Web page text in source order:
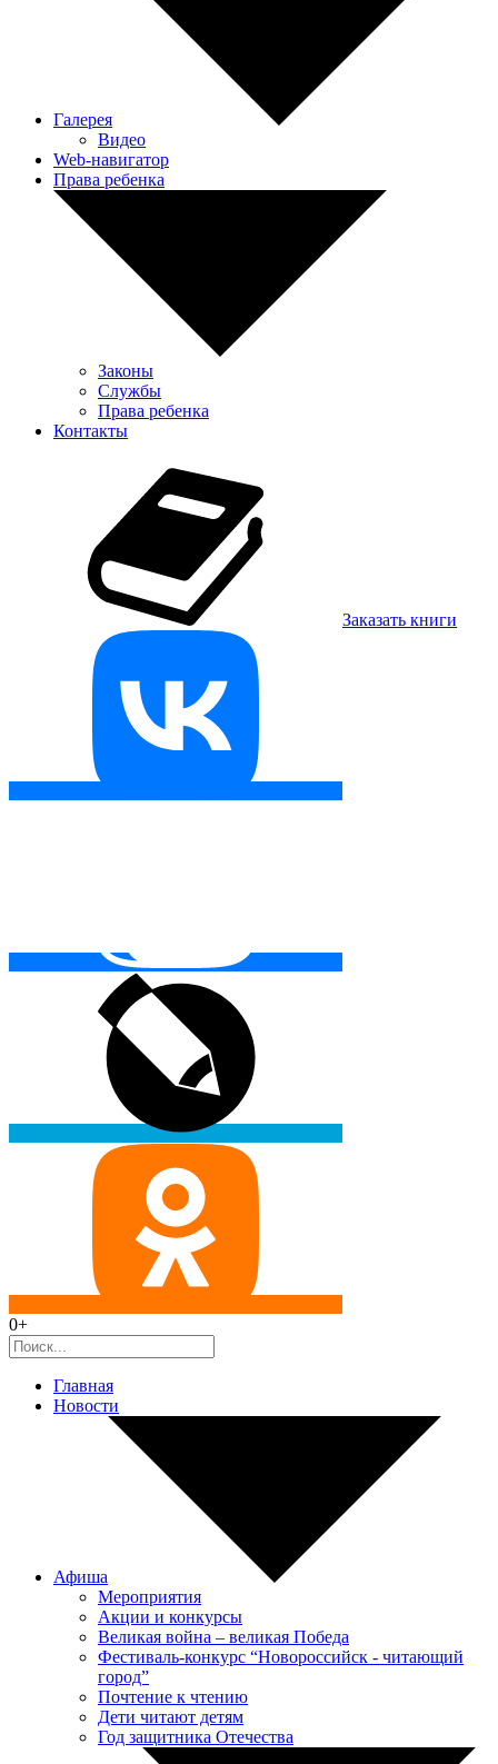
Галерея
Видео
Web-навигатор
Права ребенка
Законы
Службы
Права ребенка
Контакты
Заказать книги
0+
Главная
Новости
Афиша
Мероприятия
Акции и конкурсы
Великая война – великая Победа
Фестиваль-конкурс “Новороссийск - читающий
город”
Почтение к чтению
Дети читают детям
Год защитника Отечества